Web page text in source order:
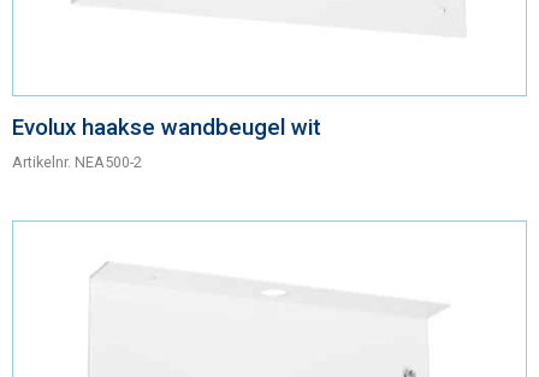
Evolux haakse wandbeugel wit
Artikelnr. NEA500-2